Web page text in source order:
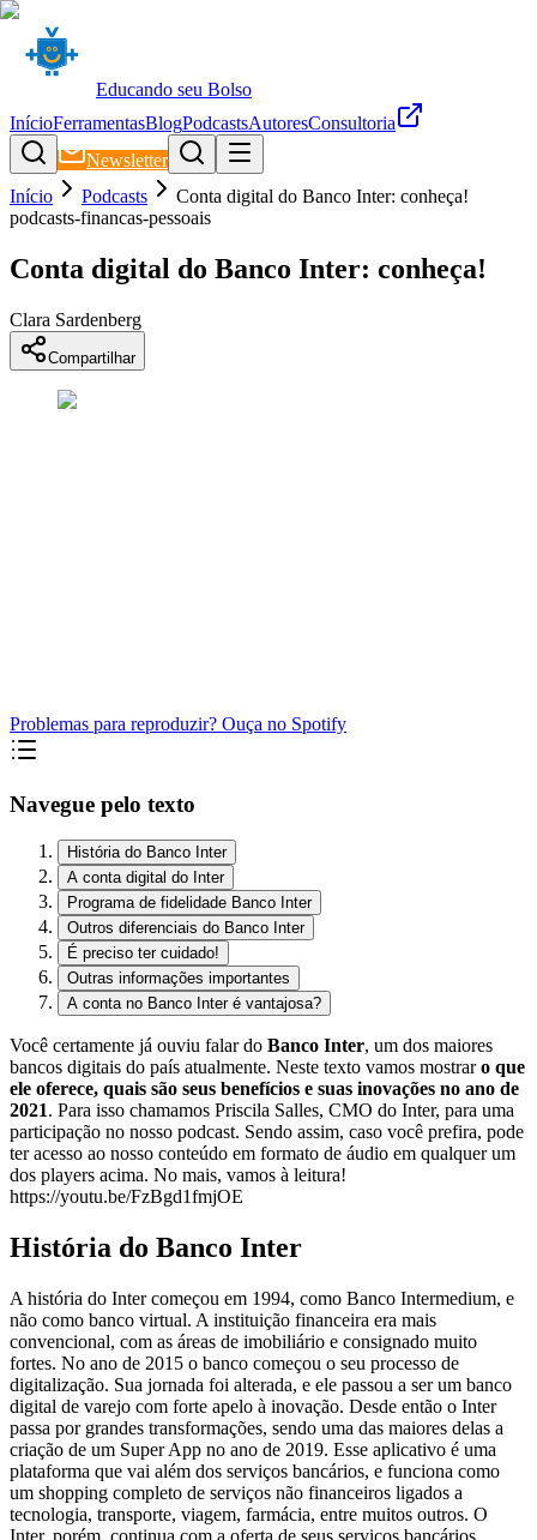
Educando seu Bolso
InícioFerramentasBlogPodcastsAutoresConsultoria
Newsletter
Início
Podcasts
Conta digital do Banco Inter: conheça!
podcasts-financas-pessoais
Conta digital do Banco Inter: conheça!
Clara Sardenberg
Compartilhar
Problemas para reproduzir? Ouça no Spotify
Navegue pelo texto
História do Banco Inter
A conta digital do Inter
Programa de fidelidade Banco Inter
Outros diferenciais do Banco Inter
É preciso ter cuidado!
Outras informações importantes
A conta no Banco Inter é vantajosa?
Você certamente já ouviu falar do Banco Inter, um dos maiores
bancos digitais do país atualmente. Neste texto vamos mostraro que
ele oferece, quais são seus benefícios e suas inovações no ano de
2021. Para isso chamamos Priscila Salles, CMO do Inter, para uma
participação no nosso podcast. Sendo assim, caso você prefira, pode
ter acesso ao nosso conteúdo em formato de áudio em qualquer um
dos players acima. No mais, vamos à leitura!
https://youtu.be/FzBgd1fmjOE
História do Banco Inter
A história do Inter começou em 1994, como Banco Intermedium, e
não como banco virtual. A instituição financeira era mais
convencional, com as áreas de imobiliário e consignado muito
fortes. No ano de 2015 o banco começou o seu processo de
digitalização. Sua jornada foi alterada, e ele passou a ser um banco
digital de varejo com forte apelo à inovação. Desde então o Inter
passa por grandes transformações, sendo uma das maiores delas a
criação de um Super App no ano de 2019. Esse aplicativo é uma
plataforma que vai além dos serviços bancários, e funciona como
um shopping completo de serviços não financeiros ligados a
tecnologia, transporte, viagem, farmácia, entre muitos outros. O
Inter, porém, continua com a oferta de seus serviços bancários,